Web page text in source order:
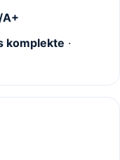
A+
komplekte ·